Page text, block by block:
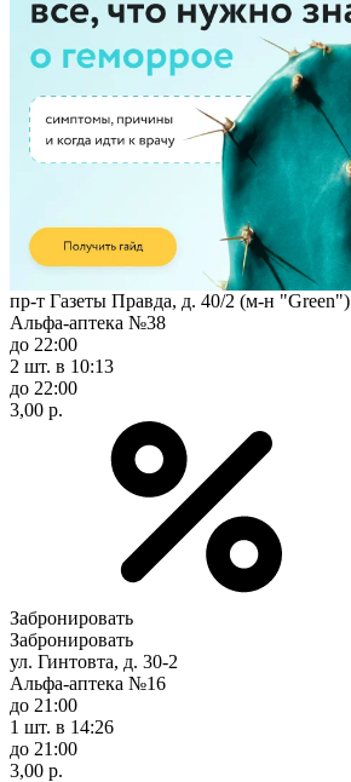
пр-т Газеты Правда, д. 40/2 (м-н "Green")
Альфа-аптека №38
до 22:00
2 шт. в 10:13
до 22:00
3,00 р.
Забронировать
Забронировать
ул. Гинтовта, д. 30-2
Альфа-аптека №16
до 21:00
1 шт. в 14:26
до 21:00
3,00 р.